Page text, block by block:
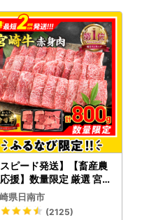
スピード発送】【畜産農
援】数量限定 厳選 宮崎
赤身 焼肉 計800g FN-Li
PR_BDV5-26-2W
県日南市
(2125)